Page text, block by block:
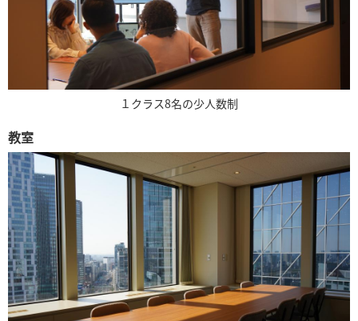
１クラス8名の少人数制
教室